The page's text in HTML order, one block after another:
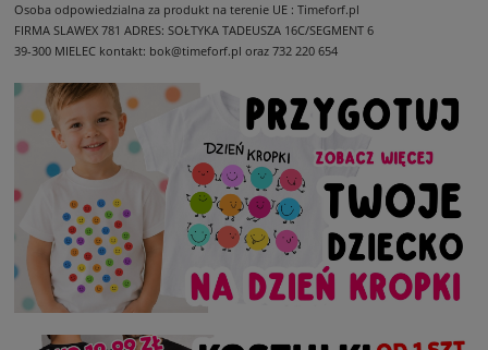
Osoba odpowiedzialna za produkt na terenie UE : Timeforf.pl
FIRMA SLAWEX 781 ADRES: SOŁTYKA TADEUSZA 16C/SEGMENT 6
39-300 MIELEC kontakt: bok@timeforf.pl oraz 732 220 654